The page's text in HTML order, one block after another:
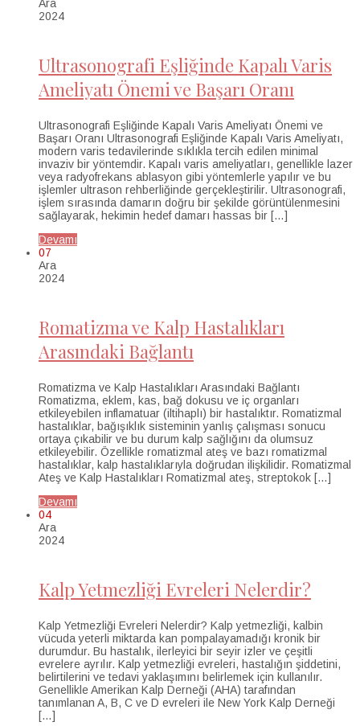
Ara
2024
Ultrasonografi Eşliğinde Kapalı Varis
Ameliyatı Önemi ve Başarı Oranı
Ultrasonografi Eşliğinde Kapalı Varis Ameliyatı Önemi ve
Başarı Oranı Ultrasonografi Eşliğinde Kapalı Varis Ameliyatı,
modern varis tedavilerinde sıklıkla tercih edilen minimal
invaziv bir yöntemdir. Kapalı varis ameliyatları, genellikle lazer
veya radyofrekans ablasyon gibi yöntemlerle yapılır ve bu
işlemler ultrason rehberliğinde gerçekleştirilir. Ultrasonografi,
işlem sırasında damarın doğru bir şekilde görüntülenmesini
sağlayarak, hekimin hedef damarı hassas bir […]
Devamı
07
Ara
2024
Romatizma ve Kalp Hastalıkları
Arasındaki Bağlantı
Romatizma ve Kalp Hastalıkları Arasındaki Bağlantı
Romatizma, eklem, kas, bağ dokusu ve iç organları
etkileyebilen inflamatuar (iltihaplı) bir hastalıktır. Romatizmal
hastalıklar, bağışıklık sisteminin yanlış çalışması sonucu
ortaya çıkabilir ve bu durum kalp sağlığını da olumsuz
etkileyebilir. Özellikle romatizmal ateş ve bazı romatizmal
hastalıklar, kalp hastalıklarıyla doğrudan ilişkilidir. Romatizmal
Ateş ve Kalp Hastalıkları Romatizmal ateş, streptokok […]
Devamı
04
Ara
2024
Kalp Yetmezliği Evreleri Nelerdir?
Kalp Yetmezliği Evreleri Nelerdir? Kalp yetmezliği, kalbin
vücuda yeterli miktarda kan pompalayamadığı kronik bir
durumdur. Bu hastalık, ilerleyici bir seyir izler ve çeşitli
evrelere ayrılır. Kalp yetmezliği evreleri, hastalığın şiddetini,
belirtilerini ve tedavi yaklaşımını belirlemek için kullanılır.
Genellikle Amerikan Kalp Derneği (AHA) tarafından
tanımlanan A, B, C ve D evreleri ile New York Kalp Derneği
[…]